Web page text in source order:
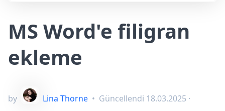
MS Word'e filigran
ekleme
by Lina Thorne • Güncellendi 18.03.2025 ·